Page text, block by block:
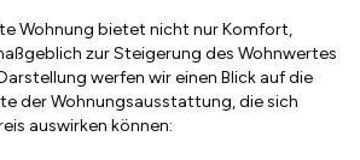
Wohnung bietet nicht nur Komfort,
zur Steigerung des Wohnwertes
werfen wir einen Blick auf die
der Wohnungsausstattung, die sich
auswirken können: